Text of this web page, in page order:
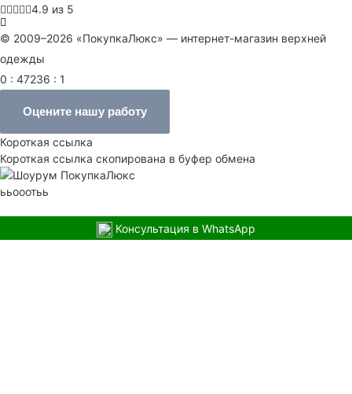
4.9 из 5
© 2009–2026 «ПокупкаЛюкс» — интернет-магазин верхней
одежды
0 : 47236 : 1
Оцените нашу работу
Короткая ссылка
Короткая ссылка скопирована в буфер обмена
ььооотьь
Консультация в WhatsApp